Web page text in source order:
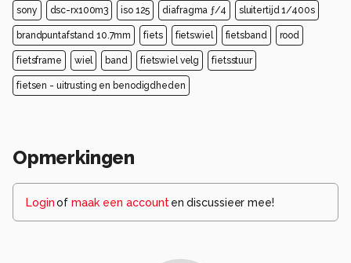
sony dsc-rx100m3 iso 125 diafragma ƒ/4 sluitertijd 1/400s
brandpuntafstand 10.7mm fiets fietswiel fietsband rood
fietsframe wiel band fietswiel velg fietsstuur
fietsen - uitrusting en benodigdheden
Opmerkingen
Loginof maak een account en discussieer mee!